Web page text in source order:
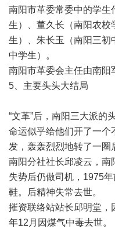
南阳市革委常委中的学生
生）、董久长（南阳农校
生）、朱长玉（南阳三初
中学生）。
南阳市革委会主任由南阳
5、主要头头大结局
“文革”后，南阳三大派的
命运似乎给他们开了一个
发，轰轰烈烈地转了一圈
南阳分社社长邱凌云，南
失势后仍做司机，1975
鞋。后精神失常去世。
摧资联络站站长邱明堂，
年12月因煤气中毒去世。